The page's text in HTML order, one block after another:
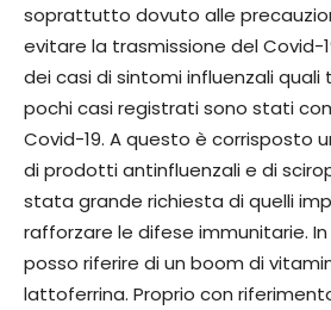
soprattutto dovuto alle
evitare la trasmissione del Covid-
dei casi di sintomi influenzali quali
pochi casi registrati sono stati
Covid-19. A questo è corrisposto
di prodotti antinfluenzali e di
stata grande richiesta di quelli
rafforzare le difese immunitarie.
posso riferire di un boom di
lattoferrina. Proprio con